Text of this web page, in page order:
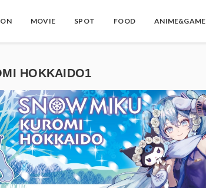
MOVIE SPOT FOOD ANIME&GAME
HOKKAIDO1